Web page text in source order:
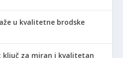
u kvalitetne brodske
ključ za miran i kvalitetan